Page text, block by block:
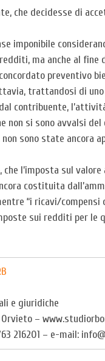
che decidesse di
imponibile
ma anche al
preventivo
trattandosi di
contribuente,
non si sono avvalsi del
sono state ancora
l’imposta sul
costituita
“i ricavi/compensi
sui redditi per le
e giuridiche
Orvieto –
216201 – e-mail: